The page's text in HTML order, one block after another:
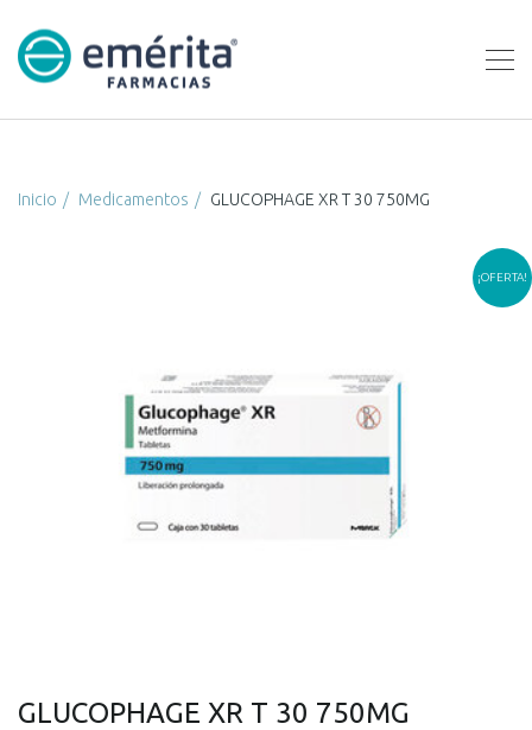
Inicio Medicamentos GLUCOPHAGE XR T 30 750MG
¡OFERTA!
GLUCOPHAGE XR T 30 750MG